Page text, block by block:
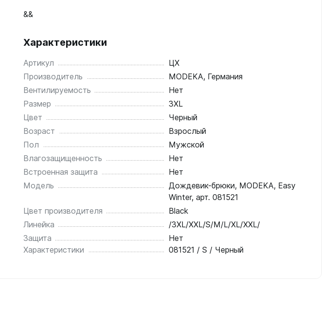
&&
Характеристики
Артикул
ЦX
Производитель
MODEKA, Германия
Вентилируемость
Нет
Размер
3XL
Цвет
Черный
Возраст
Взрослый
Пол
Мужской
Влагозащищенность
Нет
Встроенная защита
Нет
Модель
Дождевик-брюки, MODEKA, Easy
Winter, арт. 081521
Цвет производителя
Black
Линейка
/3XL/XXL/S/M/L/XL/XXL/
Защита
Нет
Характеристики
081521 / S / Черный